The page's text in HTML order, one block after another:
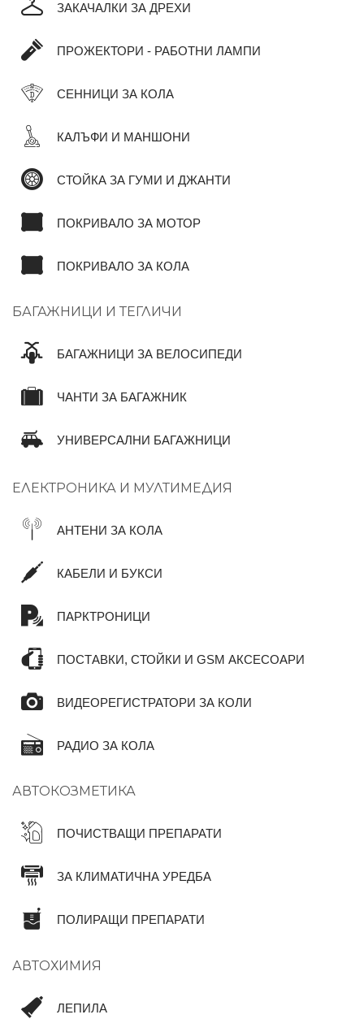
ЗАКАЧАЛКИ ЗА ДРЕХИ
ПРОЖЕКТОРИ - РАБОТНИ ЛАМПИ
СЕННИЦИ ЗА КОЛА
КАЛЪФИ И МАНШОНИ
СТОЙКА ЗА ГУМИ И ДЖАНТИ
ПОКРИВАЛО ЗА МОТОР
ПОКРИВАЛО ЗА КОЛА
БАГАЖНИЦИ И ТЕГЛИЧИ
БАГАЖНИЦИ ЗА ВЕЛОСИПЕДИ
ЧАНТИ ЗА БАГАЖНИК
УНИВЕРСАЛНИ БАГАЖНИЦИ
ЕЛЕКТРОНИКА И МУЛТИМЕДИЯ
АНТЕНИ ЗА КОЛА
КАБЕЛИ И БУКСИ
ПАРКТРОНИЦИ
ПОСТАВКИ, СТОЙКИ И GSM АКСЕСОАРИ
ВИДЕОРЕГИСТРАТОРИ ЗА КОЛИ
РАДИО ЗА КОЛА
АВТОКОЗМЕТИКА
ПОЧИСТВАЩИ ПРЕПАРАТИ
ЗА КЛИМАТИЧНА УРЕДБА
ПОЛИРАЩИ ПРЕПАРАТИ
АВТОХИМИЯ
ЛЕПИЛА